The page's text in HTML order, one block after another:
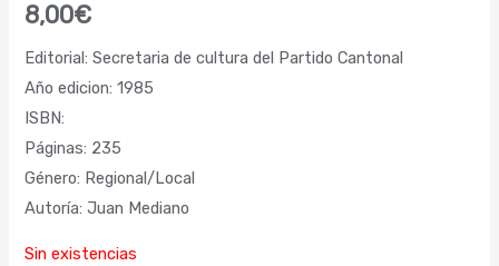
8,00€
Editorial: Secretaria de cultura del Partido Cantonal
Año edicion: 1985
ISBN:
Páginas: 235
Género: Regional/Local
Autoría: Juan Mediano
Sin existencias